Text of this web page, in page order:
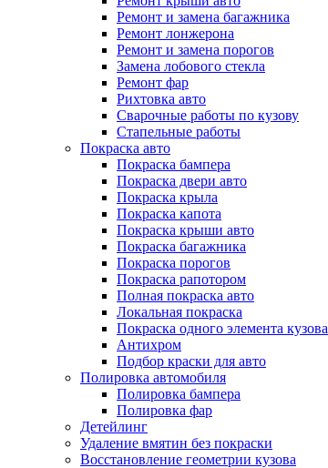
Ремонт и замена багажника
Ремонт лонжерона
Ремонт и замена порогов
Замена лобового стекла
Ремонт фар
Рихтовка авто
Сварочные работы по кузову
Стапельные работы
Покраска авто
Покраска бампера
Покраска двери авто
Покраска крыла
Покраска капота
Покраска крыши авто
Покраска багажника
Покраска порогов
Покраска рапотором
Полная покраска авто
Локальная покраска
Покраска одного элемента кузова
Антихром
Подбор краски для авто
Полировка автомобиля
Полировка бампера
Полировка фар
Детейлинг
Удаление вмятин без покраски
Восстановление геометрии кузова